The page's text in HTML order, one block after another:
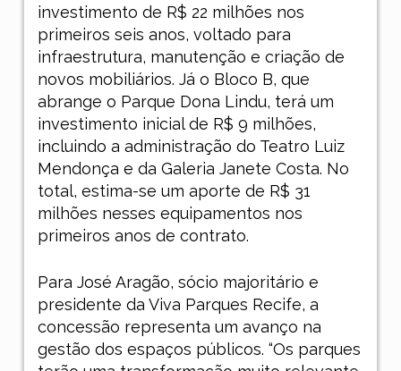
investimento de R$ 22 milhões nos
primeiros seis anos, voltado para
infraestrutura, manutenção e criação de
novos mobiliários. Já o Bloco B, que
abrange o Parque Dona Lindu, terá um
investimento inicial de R$ 9 milhões,
incluindo a administração do Teatro Luiz
Mendonça e da Galeria Janete Costa. No
total, estima-se um aporte de R$ 31
milhões nesses equipamentos nos
primeiros anos de contrato.
Para José Aragão, sócio majoritário e
presidente da Viva Parques Recife, a
concessão representa um avanço na
gestão dos espaços públicos. “Os parques